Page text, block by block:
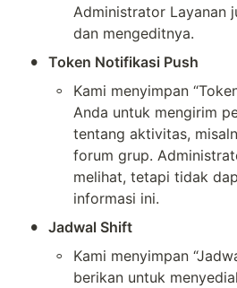
Administrator Layanan
dan mengeditnya.
• Token Notifikasi Push
◦
Kami menyimpan
Anda untuk mengirim
tentang aktivitas,
forum grup.
melihat, tetapi tidak
informasi ini.
• Jadwal Shift
◦
Kami menyimpan
berikan untuk